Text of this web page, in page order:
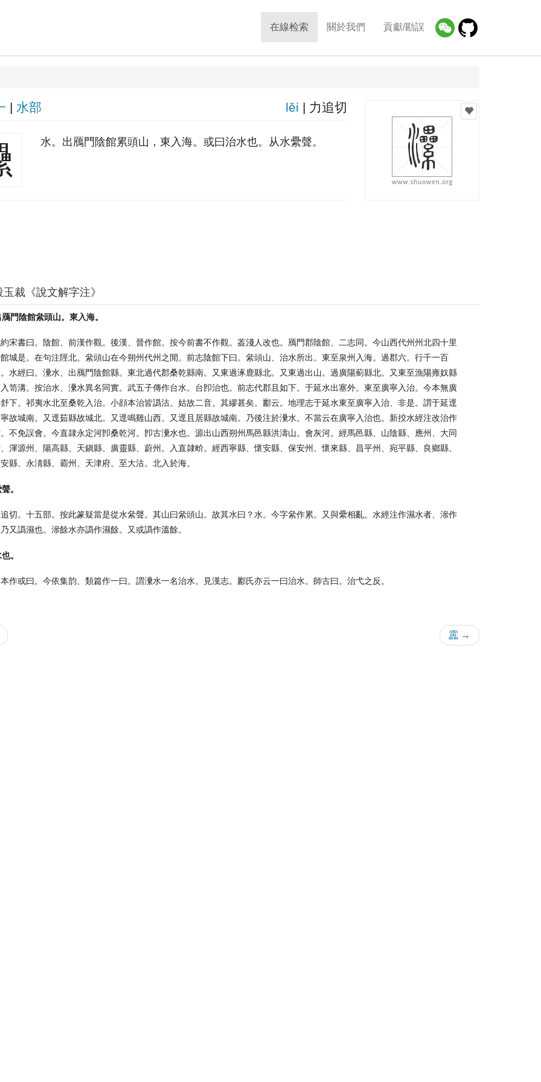
在線检索 關於我們 貢獻/勘誤
| 水部 lěi | 力追切
水。出鴈門陰館累頭山，東入海。或曰治水也。从水纍聲。
裁《說文解字注》
門陰館絫頭山。東入海。
宋書曰。陰館、前漢作觀。後漢、晉作館。按今前書不作觀。葢淺人改也。鴈門郡陰館、二志同。今山西代州州北四十里
城是。在句注陘北。絫頭山在今朔州代州之閒。前志陰館下曰。絫頭山、治水所出。東至泉州入海。過郡六。行千一百
水經曰。㶟水、出鴈門陰館縣。東北過代郡桑乾縣南。又東過涿鹿縣北。又東過出山。過廣陽薊縣北。又東至漁陽雍奴縣
笥溝。按治水、㶟水異名同實。武五子傳作台水。台卽治也。前志代郡且如下。于延水出塞外。東至廣寧入治。今本無廣
下。祁夷水北至桑乾入治。小顔本治皆譌沽。姑故二音。其繆甚矣。酈云。地理志于延水東至廣寧入治、非是。謂于延逕
寧故城南。又逕茹縣故城北。又逕鳴雞山西。又逕且居縣故城南。乃後注於㶟水。不當云在廣寧入治也。新挍水經注改治作
不免誤會。今直隷永定河卽桑乾河。卽古㶟水也。源出山西朔州馬邑縣洪濤山。會灰河。經馬邑縣、山陰縣、應州、大同
渾源州、陽高縣、天鎭縣、廣靈縣、蔚州。入直隷畍。經西寧縣、懷安縣、保安州、懷來縣、昌平州、宛平縣、良鄉縣、
安縣、永淸縣、霸州、天津府。至大沽。北入於海。
。
切。十五部。按此篆疑當是從水絫聲。其山曰絫頭山。故其水曰？水。今字絫作累。又與纍相亂。水經注作濕水者、㵕作
又譌濕也。㵕餘水亦譌作濕餘。又或譌作溫餘。
。
作或曰。今依集韵、類篇作一曰。謂㶟水一名治水。見漢志。酈氏亦云一曰治水。師古曰。治弋之反。
靁 →